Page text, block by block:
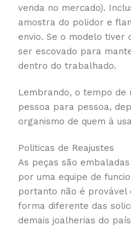
venda no mercado).
amostra do polidor e
envio. Se o modelo tiver
ser escovado para
dentro do trabalhado.
Lembrando, o tempo de
pessoa para pessoa,
organismo de quem à
Politicas de Reajustes
As peças são
por uma equipe de
portanto não é provável
forma diferente das
demais joalherias do